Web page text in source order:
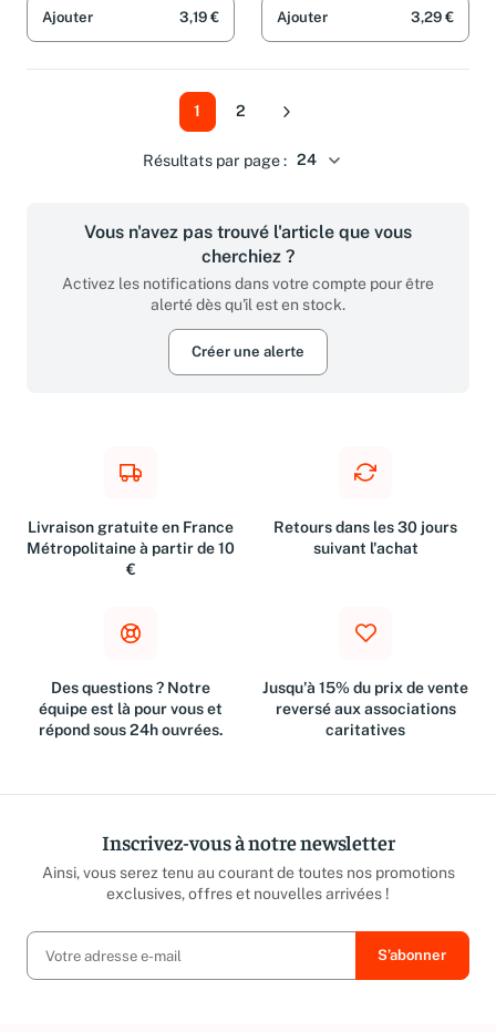
Ajouter 3,19 € Ajouter 3,29 €
Résultats par page :
1 2 Suivant
Vous n'avez pas trouvé l'article que vous
cherchiez ?
Activez les notifications dans votre compte pour être
alerté dès qu'il est en stock.
Créer une alerte
Livraison gratuite en France
Métropolitaine à partir de 10
€
Retours dans les 30 jours
suivant l'achat
Des questions ? Notre
équipe est là pour vous et
répond sous 24h ouvrées.
Jusqu'à 15% du prix de vente
reversé aux associations
caritatives
Inscrivez-vous à notre newsletter
Ainsi, vous serez tenu au courant de toutes nos promotions
exclusives, offres et nouvelles arrivées !